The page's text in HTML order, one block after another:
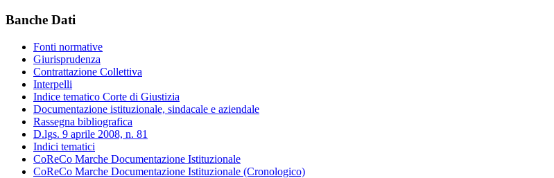
Banche Dati
Fonti normative
Giurisprudenza
Contrattazione Collettiva
Interpelli
Indice tematico Corte di Giustizia
Documentazione istituzionale, sindacale e aziendale
Rassegna bibliografica
D.lgs. 9 aprile 2008, n. 81
Indici tematici
CoReCo Marche Documentazione Istituzionale
CoReCo Marche Documentazione Istituzionale (Cronologico)